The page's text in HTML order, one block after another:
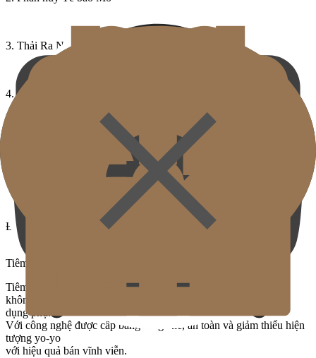
3. Thải Ra Ngoài Cơ thể
4. Đường nét Mảnh mai hơn
Loại bỏ thành phần Steroid và PPC
Chỉ giảm tạm thời kích thước tế bào mỡ, lo ngại về yo-yo và chảy
Thành phần PPC
Đau, sưng nặng có thể cản trở cuộc sống hàng ngày
Tiêm Gold Cut Gold J
Tiêm Gold Cut Cao cấp của Gold J
không chứa các thành phần steroid và PPC có khả năng gây tác
dụng phụ.
Với công nghệ được cấp bằng sáng chế, an toàn và giảm thiểu hiện
tượng yo-yo
với hiệu quả bán vĩnh viễn.